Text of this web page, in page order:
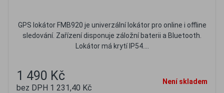
GPS lokátor FMB920 je univerzální lokátor pro online i offline
sledování. Zařízení disponuje záložní baterii a Bluetooth.
Lokátor má krytí IP54....
1 490 Kč
bez DPH 1 231,40 Kč
Není skladem